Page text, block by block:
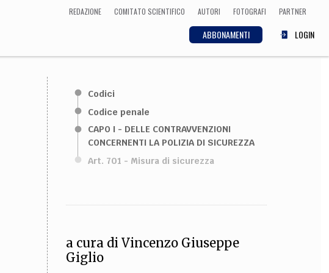
REDAZIONE COMITATO SCIENTIFICO AUTORI FOTOGRAFI PARTNER
ABBONAMENTI LOGIN
ECONOMIA
Biologia, Cifrematica,
Medicina
Arte, Cinema, Musica,
Codici
Codice penale
CAPO I - DELLE CONTRAVVENZIONI
CONCERNENTI LA POLIZIA DI SICUREZZA
Art. 701 - Misura di sicurezza
a cura di Vincenzo Giuseppe
Giglio